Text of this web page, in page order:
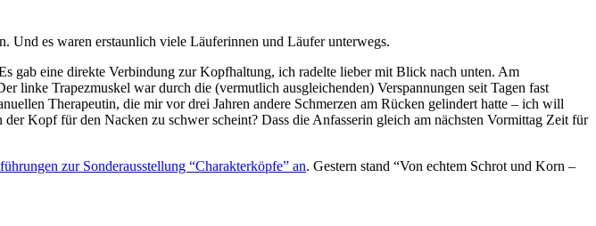
Und es waren erstaunlich viele Läuferinnen und Läufer unterwegs.
gab eine direkte Verbindung zur Kopfhaltung, ich radelte lieber mit Blick nach unten. Am
linke Trapezmuskel war durch die (vermutlich ausgleichenden) Verspannungen seit Tagen fast
Therapeutin, die mir vor drei Jahren andere Schmerzen am Rücken gelindert hatte – ich will
Kopf für den Nacken zu schwer scheint? Dass die Anfasserin gleich am nächsten Vormittag Zeit für
zur Sonderausstellung “Charakterköpfe” an. Gestern stand “Von echtem Schrot und Korn –